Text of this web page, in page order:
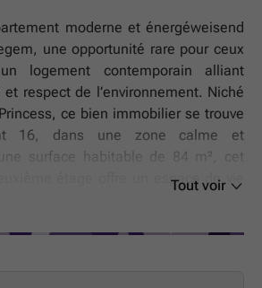
moderne et énergéweisend
une opportunité rare pour ceux
logement contemporain alliant
respect de l’environnement. Niché
ce bien immobilier se trouve
16, dans une zone calme et
une surface habitable de 84 m², cet
étage offre un espace de vie
Tout voir